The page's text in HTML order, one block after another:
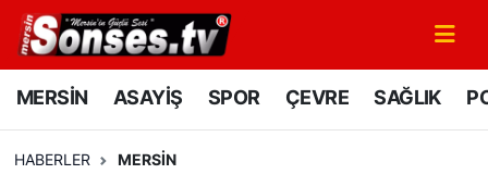
MERSİN ASAYİŞ SPOR ÇEVRE SAĞLIK
HABERLER MERSİN
MERSİN
Mersin Nöbetçi Eczaneler